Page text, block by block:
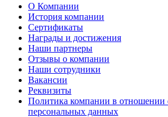
О Компании
История компании
Сертификаты
Награды и достижения
Наши партнеры
Отзывы о компании
Наши сотрудники
Вакансии
Реквизиты
Политика компании в отношении
персональных данных